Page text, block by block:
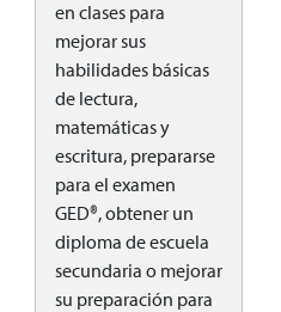
en clases para
mejorar sus
habilidades básicas
de lectura,
matemáticas y
escritura, prepararse
para el examen
GED®, obtener un
diploma de escuela
secundaria o mejorar
su preparación para